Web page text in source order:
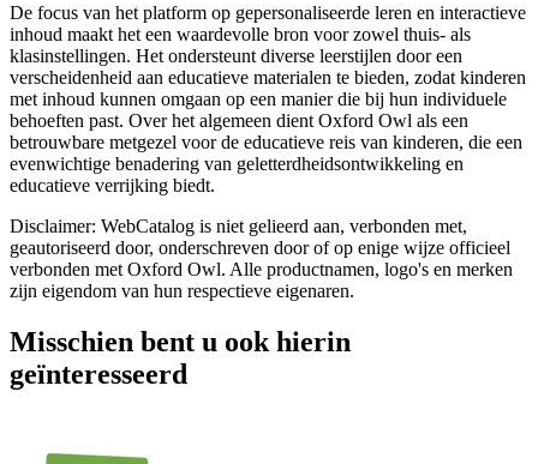
De focus van het platform op gepersonaliseerde leren en interactieve
inhoud maakt het een waardevolle bron voor zowel thuis- als
klasinstellingen. Het ondersteunt diverse leerstijlen door een
verscheidenheid aan educatieve materialen te bieden, zodat kinderen
met inhoud kunnen omgaan op een manier die bij hun individuele
behoeften past. Over het algemeen dient Oxford Owl als een
betrouwbare metgezel voor de educatieve reis van kinderen, die een
evenwichtige benadering van geletterdheidsontwikkeling en
educatieve verrijking biedt.
Disclaimer: WebCatalog is niet gelieerd aan, verbonden met,
geautoriseerd door, onderschreven door of op enige wijze officieel
verbonden met Oxford Owl. Alle productnamen, logo's en merken
zijn eigendom van hun respectieve eigenaren.
Misschien bent u ook hierin
geïnteresseerd